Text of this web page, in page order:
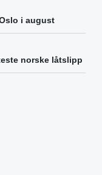
i august
norske låtslipp